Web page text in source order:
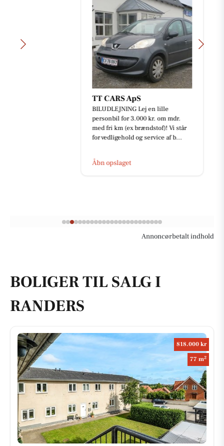
TT CARS ApS
BILUDLEJNING Lej en lille
personbil for 3.000 kr. om mdr.
med fri km (ex brændstof)! Vi står
for vedligehold og service af b...
Åbn opslaget
Annoncørbetalt indhold
BOLIGER TIL SALG I
RANDERS
818.000 kr
77 m2